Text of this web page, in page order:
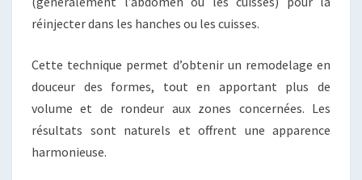
réinjecter dans les hanches ou les cuisses.
Cette technique permet d’obtenir un remodelage en
douceur des formes, tout en apportant plus de
volume et de rondeur aux zones concernées. Les
résultats sont naturels et offrent une apparence
harmonieuse.